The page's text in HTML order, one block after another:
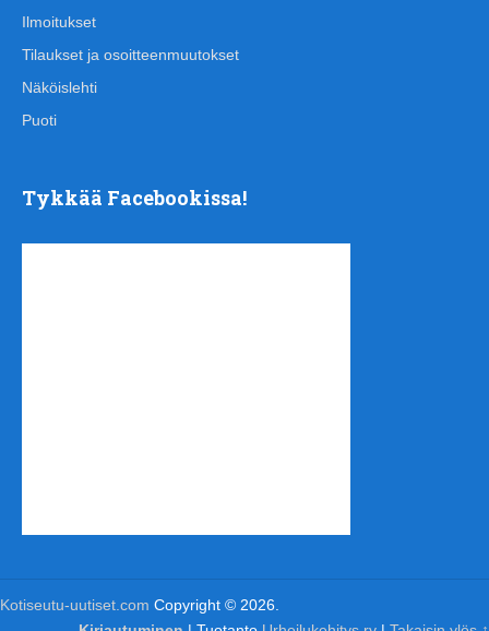
Ilmoitukset
Tilaukset ja osoitteenmuutokset
Näköislehti
Puoti
Tykkää Facebookissa!
Kotiseutu-uutiset.com Copyright © 2026.